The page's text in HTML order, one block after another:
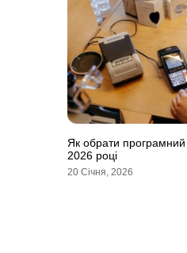
Як обрати
2026 році
20 Січня, 2026